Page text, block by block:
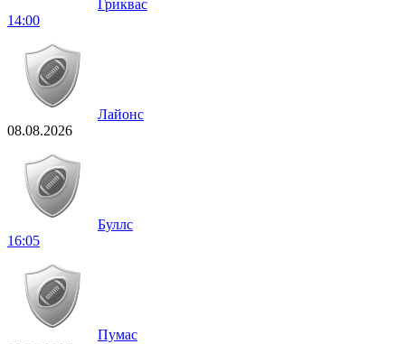
Гриквас
14:00
Лайонс
08.08.2026
Буллс
16:05
Пумас